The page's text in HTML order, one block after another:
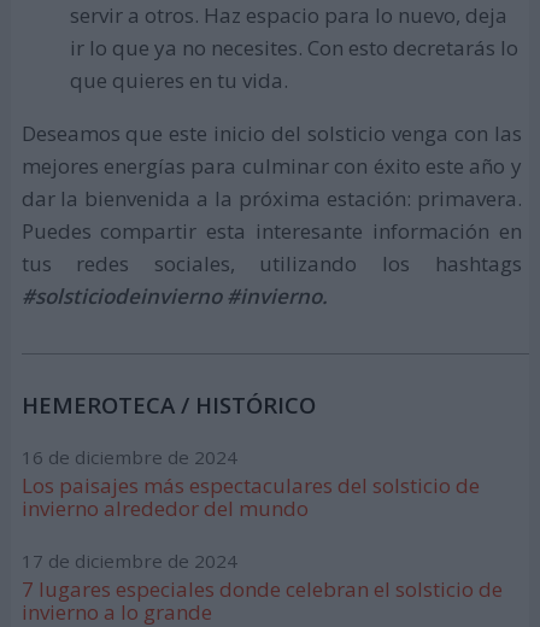
servir a otros. Haz espacio para lo nuevo, deja
ir lo que ya no necesites. Con esto decretarás lo
que quieres en tu vida.
Deseamos que este inicio del solsticio venga con las
mejores energías para culminar con éxito este año y
dar la bienvenida a la próxima estación: primavera.
Puedes compartir esta interesante información en
tus redes sociales, utilizando los hashtags
#solsticiodeinvierno #invierno.
HEMEROTECA / HISTÓRICO
16 de diciembre de 2024
Los paisajes más espectaculares del solsticio de
invierno alrededor del mundo
17 de diciembre de 2024
7 lugares especiales donde celebran el solsticio de
invierno a lo grande